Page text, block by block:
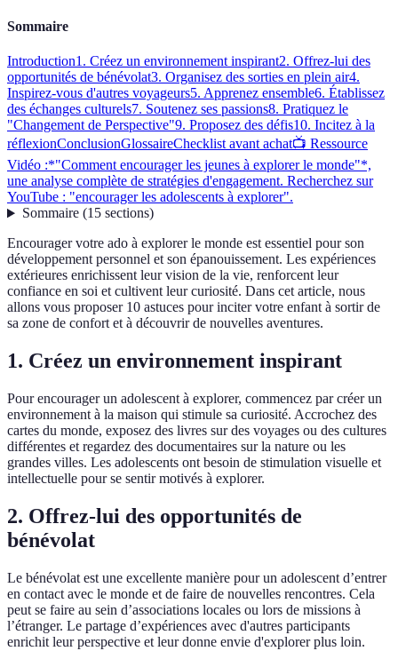
Sommaire
Introduction1. Créez un environnement inspirant2. Offrez-lui des
opportunités de bénévolat3. Organisez des sorties en plein air4.
Inspirez-vous d'autres voyageurs5. Apprenez ensemble6. Établissez
des échanges culturels7. Soutenez ses passions8. Pratiquez le
"Changement de Perspective"9. Proposez des défis10. Incitez à la
réflexionConclusionGlossaireChecklist avant achat📺 Ressource
Vidéo :*"Comment encourager les jeunes à explorer le monde"*,
une analyse complète de stratégies d'engagement. Recherchez sur
YouTube : "encourager les adolescents à explorer".
Sommaire(15 sections)
Encourager votre ado à explorer le monde est essentiel pour son
développement personnel et son épanouissement. Les expériences
extérieures enrichissent leur vision de la vie, renforcent leur
confiance en soi et cultivent leur curiosité. Dans cet article, nous
allons vous proposer 10 astuces pour inciter votre enfant à sortir de
sa zone de confort et à découvrir de nouvelles aventures.
1. Créez un environnement inspirant
Pour encourager un adolescent à explorer, commencez par créer un
environnement à la maison qui stimule sa curiosité. Accrochez des
cartes du monde, exposez des livres sur des voyages ou des cultures
différentes et regardez des documentaires sur la nature ou les
grandes villes. Les adolescents ont besoin de stimulation visuelle et
intellectuelle pour se sentir motivés à explorer.
2. Offrez-lui des opportunités de
bénévolat
Le bénévolat est une excellente manière pour un adolescent d’entrer
en contact avec le monde et de faire de nouvelles rencontres. Cela
peut se faire au sein d’associations locales ou lors de missions à
l’étranger. Le partage d’expériences avec d'autres participants
enrichit leur perspective et leur donne envie d'explorer plus loin.